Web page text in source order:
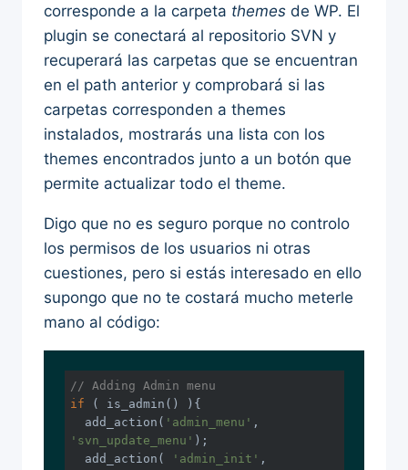
corresponde a la carpeta themes de WP. El
plugin se conectará al repositorio SVN y
recuperará las carpetas que se encuentran
en el path anterior y comprobará si las
carpetas corresponden a themes
instalados, mostrarás una lista con los
themes encontrados junto a un botón que
permite actualizar todo el theme.
Digo que no es seguro porque no controlo
los permisos de los usuarios ni otras
cuestiones, pero si estás interesado en ello
supongo que no te costará mucho meterle
mano al código:
// Adding Admin menu
if ( is_admin() ){
  add_action(
'admin_menu'
'svn_update_menu' );
  add_action(
'admin_init'